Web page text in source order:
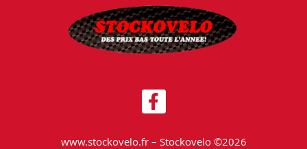
www.stockovelo.fr – Stockovelo ©2026